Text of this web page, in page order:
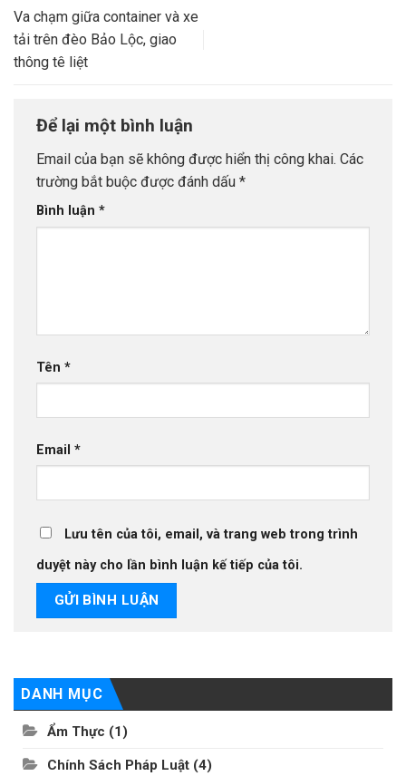
Va chạm giữa container và xe
tải trên đèo Bảo Lộc, giao
thông tê liệt
Để lại một bình luận
Email của bạn sẽ không được hiển thị công khai. Các
trường bắt buộc được đánh dấu *
Bình luận *
Tên *
Email *
Lưu tên của tôi, email, và trang web trong trình
duyệt này cho lần bình luận kế tiếp của tôi.
DANH MỤC
Ẩm Thực (1)
Chính Sách Pháp Luật (4)